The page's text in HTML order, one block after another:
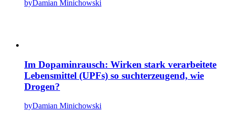
byDamian Minichowski
Im Dopaminrausch: Wirken stark verarbeitete
Lebensmittel (UPFs) so suchterzeugend, wie
Drogen?
byDamian Minichowski